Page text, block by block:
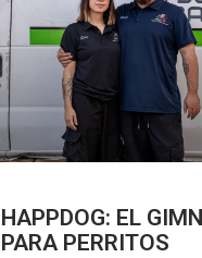
HAPPDOG: EL
PARA PERRITOS